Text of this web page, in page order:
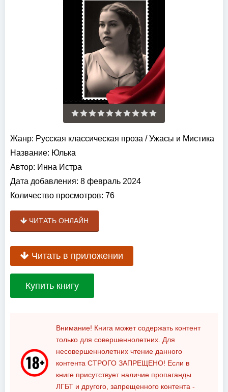
Жанр: Русская классическая проза /Ужасы и Мистика
Название: Юлька
Автор: Инна Истра
Дата добавления: 8 февраль 2024
Количество просмотров: 76
ЧИТАТЬ ОНЛАЙН
Читать в приложении
Купить книгу
Внимание! Книга может содержать контент
только для совершеннолетних. Для
несовершеннолетних чтение данного
контента СТРОГО ЗАПРЕЩЕНО! Если в
книге присутствует наличие пропаганды
ЛГБТ и другого, запрещенного контента -